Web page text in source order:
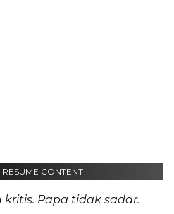
CONTENT
kritis. Papa tidak sadar.